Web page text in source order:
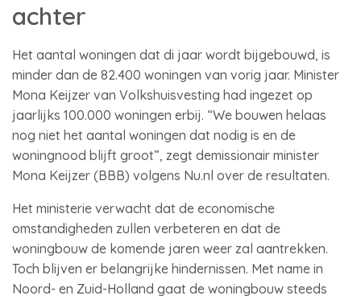
achter
Het aantal woningen dat di jaar wordt bijgebouwd, is
minder dan de 82.400 woningen van vorig jaar. Minister
Mona Keijzer van Volkshuisvesting had ingezet op
jaarlijks 100.000 woningen erbij. “We bouwen helaas
nog niet het aantal woningen dat nodig is en de
woningnood blijft groot”, zegt demissionair minister
Mona Keijzer (BBB) volgens Nu.nl over de resultaten.
Het ministerie verwacht dat de economische
omstandigheden zullen verbeteren en dat de
woningbouw de komende jaren weer zal aantrekken.
Toch blijven er belangrijke hindernissen. Met name in
Noord- en Zuid-Holland gaat de woningbouw steeds